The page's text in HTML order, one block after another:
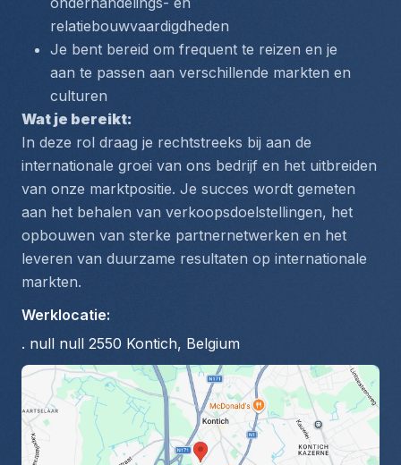
relatiebouwvaardigdheden
Je bent bereid om frequent te reizen en je
aan te passen aan verschillende markten en
culturen
Wat je bereikt:
In deze rol draag je rechtstreeks bij aan de
internationale groei van ons bedrijf en het uitbreiden
van onze marktpositie. Je succes wordt gemeten
aan het behalen van verkoopsdoelstellingen, het
opbouwen van sterke partnernetwerken en het
leveren van duurzame resultaten op internationale
markten.
Werklocatie:
. null null 2550 Kontich, Belgium